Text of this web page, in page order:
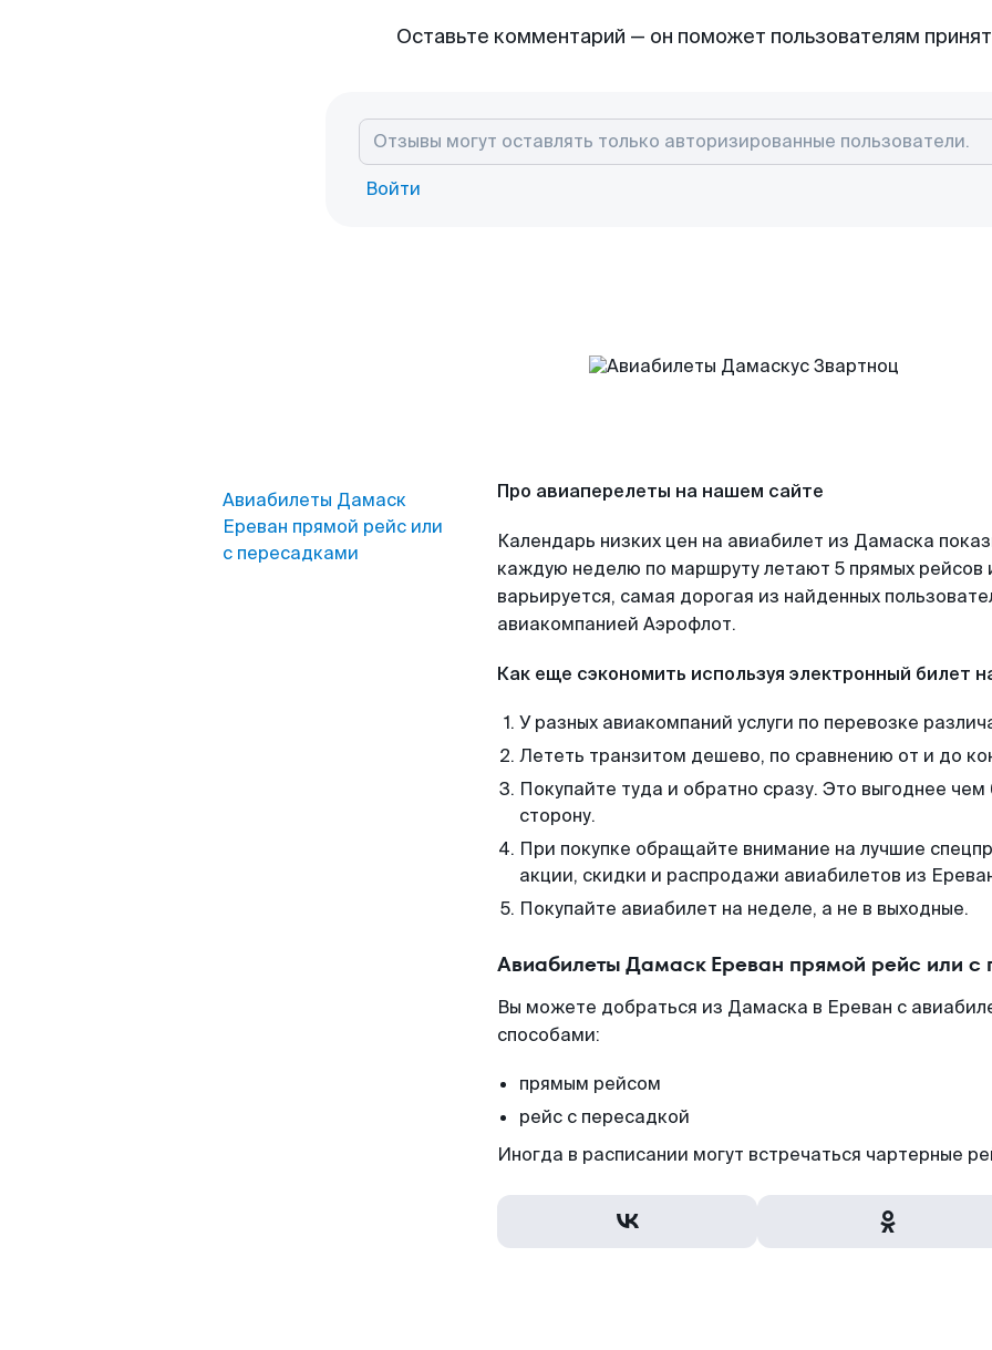
Оставьте комментарий — он поможет пользователям
Войти
Авиабилеты Дамаск
Ереван прямой рейс или
с пересадками
Про авиаперелеты на нашем сайте
Календарь низких цен на авиабилет из Дамаска
каждую неделю по маршруту летают 5 прямых рейсов
варьируется, самая дорогая из найденных
авиакомпанией Аэрофлот.
Как еще сэкономить используя электронный билет
У разных авиакомпаний услуги по перевозке
Лететь транзитом дешево, по сравнению от и до
Покупайте туда и обратно сразу. Это выгоднее
сторону.
При покупке обращайте внимание на лучшие
акции, скидки и распродажи авиабилетов из
Покупайте авиабилет на неделе, а не в выходные.
Авиабилеты Дамаск Ереван прямой рейс или с
Вы можете добраться из Дамаска в Ереван с
способами:
прямым рейсом
рейс с пересадкой
Иногда в расписании могут встречаться чартерные